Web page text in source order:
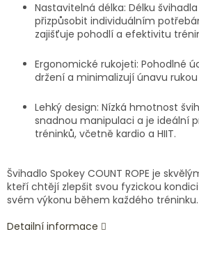
Nastavitelná délka: Délku
přizpůsobit individuálním
zajišťuje pohodlí a efektivitu
Ergonomické rukojeti: Pohodlné
držení a minimalizují únavu
Lehký design: Nízká hmotnost
snadnou manipulaci a je ideální
tréninků, včetně kardio a HIIT.
Švihadlo Spokey COUNT ROPE je
kteří chtějí zlepšit svou fyzickou
svém výkonu během každého tréninku.
Detailní informace